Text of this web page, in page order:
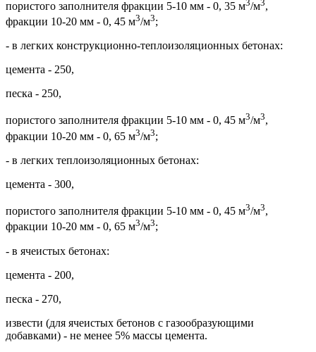
пористого заполнителя фракции 5-10 мм - 0, 35 м3/м3,
фракции 10-20 мм - 0, 45 м3/м3;
- в легких конструкционно-теплоизоляционных бетонах:
цемента - 250,
песка - 250,
пористого заполнителя фракции 5-10 мм - 0, 45 м3/м3,
фракции 10-20 мм - 0, 65 м3/м3;
- в легких теплоизоляционных бетонах:
цемента - 300,
пористого заполнителя фракции 5-10 мм - 0, 45 м3/м3,
фракции 10-20 мм - 0, 65 м3/м3;
- в ячеистых бетонах:
цемента - 200,
песка - 270,
извести (для ячеистых бетонов с газообразующими
добавками) - не менее 5% массы цемента.